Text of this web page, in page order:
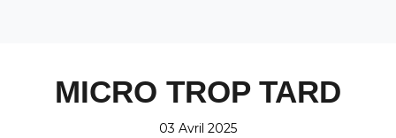
MICRO TROP TARD
03 Avril 2025